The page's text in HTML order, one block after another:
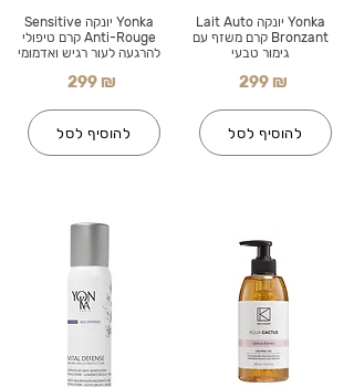
Yonka יונקה Sensitive
Anti-Rouge קרם טיפולי
להרגעה לעור רגיש ואדמומי
299 ₪
להוסיף לסל
Yonka יונקה Lait Auto
Bronzant קרם משזף עם
גימור טבעי
299 ₪
להוסיף לסל